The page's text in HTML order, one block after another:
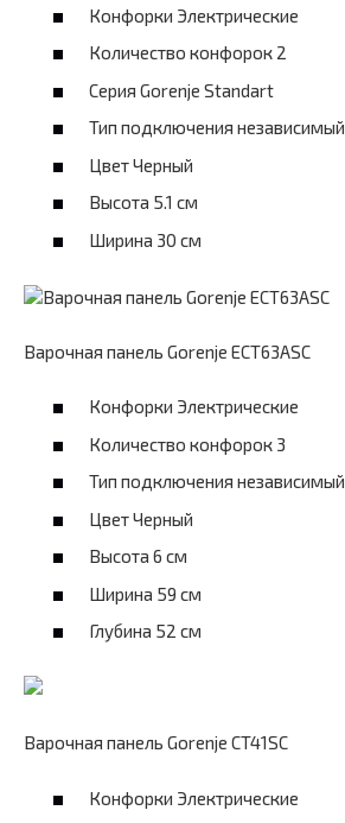
Конфорки Электрические
Количество конфорок 2
Серия Gorenje Standart
Тип подключения независимый
Цвет Черный
Высота 5.1 см
Ширина 30 см
Варочная панель Gorenje ECT63ASC
Конфорки Электрические
Количество конфорок 3
Тип подключения независимый
Цвет Черный
Высота 6 см
Ширина 59 см
Глубина 52 см
Варочная панель Gorenje CT41SC
Конфорки Электрические